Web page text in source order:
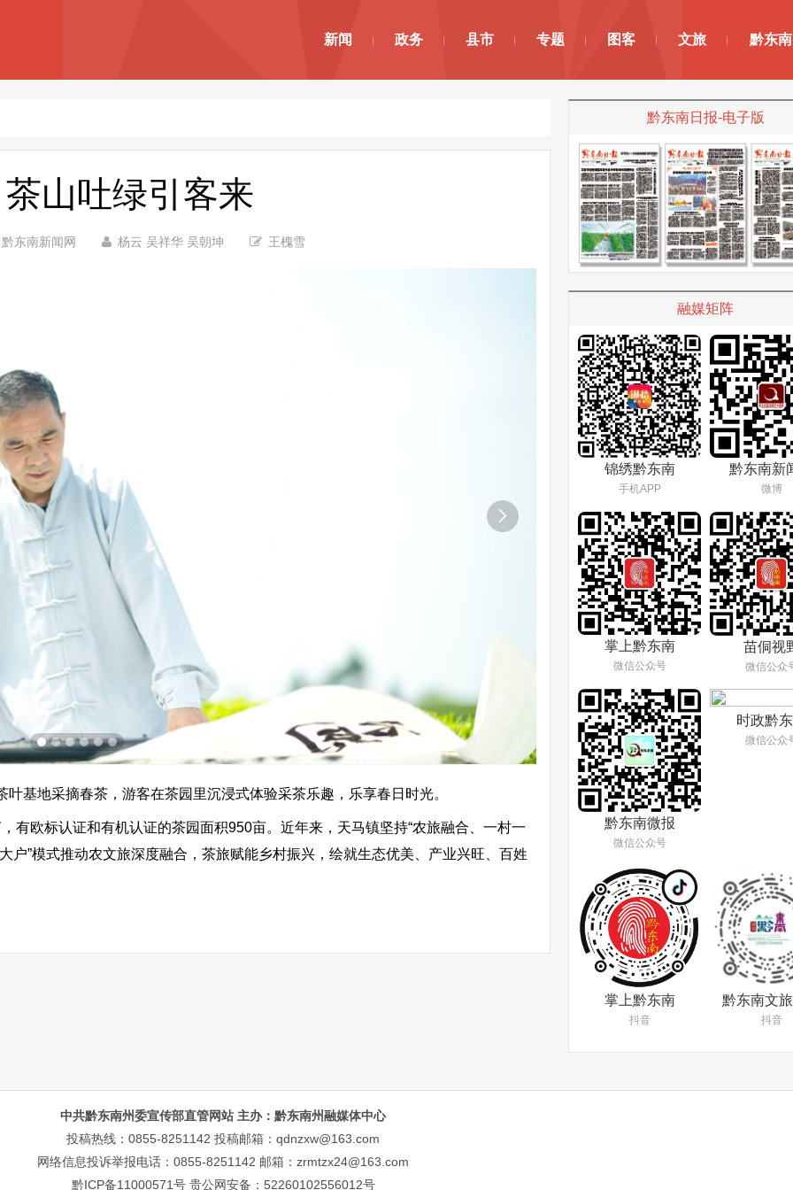
新闻 政务 县市 专题 图客 文旅 黔东
山吐绿引客来
东南新闻网 杨云 吴祥华 吴朝坤 王槐雪

地采摘春茶，游客在茶园里沉浸式体验采茶乐趣，乐享春日时光。
欧标认证和有机认证的茶园面积950亩。近年来，天马镇坚持“农旅融合、一村一
户”模式推动农文旅深度融合，茶旅赋能乡村振兴，绘就生态优美、产业兴旺、百姓
黔东南日报-电子版
融媒矩阵
锦绣黔东南
手机APP
黔东南新
微博
掌上黔东南
微信公众号
苗侗视
微信公众
黔东南微报
微信公众号
时政黔
微信公众
掌上黔东南
抖音
黔东南文
抖音
中共黔东南州委宣传部直管网站 主办：黔东南州融媒体中心
投稿热线：0855-8251142 投稿邮箱：qdnzxw@163.com
网络信息投诉举报电话：0855-8251142 邮箱：zrmtzx24@163.com
黔ICP备11000571号 贵公网安备：52260102556012号